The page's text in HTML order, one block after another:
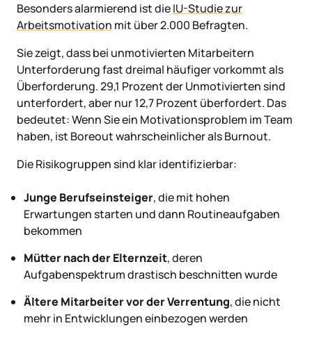
Besonders alarmierend ist dieIU-Studie zur
Arbeitsmotivation mit über 2.000 Befragten.
Sie zeigt, dass bei unmotivierten Mitarbeitern
Unterforderung fast dreimal häufiger vorkommt als
Überforderung. 29,1 Prozent der Unmotivierten sind
unterfordert, aber nur 12,7 Prozent überfordert. Das
bedeutet: Wenn Sie ein Motivationsproblem im Team
haben, ist Boreout wahrscheinlicher als Burnout.
Die Risikogruppen sind klar identifizierbar:
Junge Berufseinsteiger, die mit hohen
Erwartungen starten und dann Routineaufgaben
bekommen
Mütter nach der Elternzeit, deren
Aufgabenspektrum drastisch beschnitten wurde
Ältere Mitarbeiter vor der Verrentung, die nicht
mehr in Entwicklungen einbezogen werden